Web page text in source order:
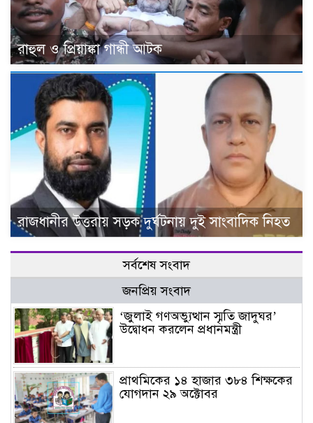
রাহুল ও প্রিয়াঙ্কা গান্ধী আটক
রাজধানীর উত্তরায় সড়ক দুর্ঘটনায় দুই সাংবাদিক নিহত
সর্বশেষ সংবাদ
জনপ্রিয় সংবাদ
‘জুলাই গণঅভ্যুত্থান স্মৃতি জাদুঘর’
উদ্বোধন করলেন প্রধানমন্ত্রী
প্রাথমিকের ১৪ হাজার ৩৮৪ শিক্ষকের
যোগদান ২৯ অক্টোবর